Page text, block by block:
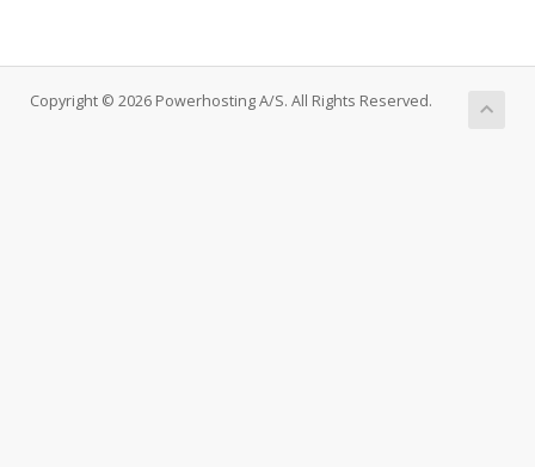
Copyright © 2026 Powerhosting A/S. All Rights Reserved.